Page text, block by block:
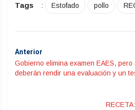
Tags : Estofado pollo
Anterior
Gobierno elimina examen EAES,
deberán rendir una evaluación y un